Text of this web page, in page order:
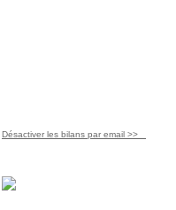
Désactiver les bilans par email >>